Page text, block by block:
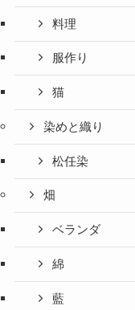
ブログ
暮らし
料理
服作り
猫
染めと織り
松任染
畑
ベランダ